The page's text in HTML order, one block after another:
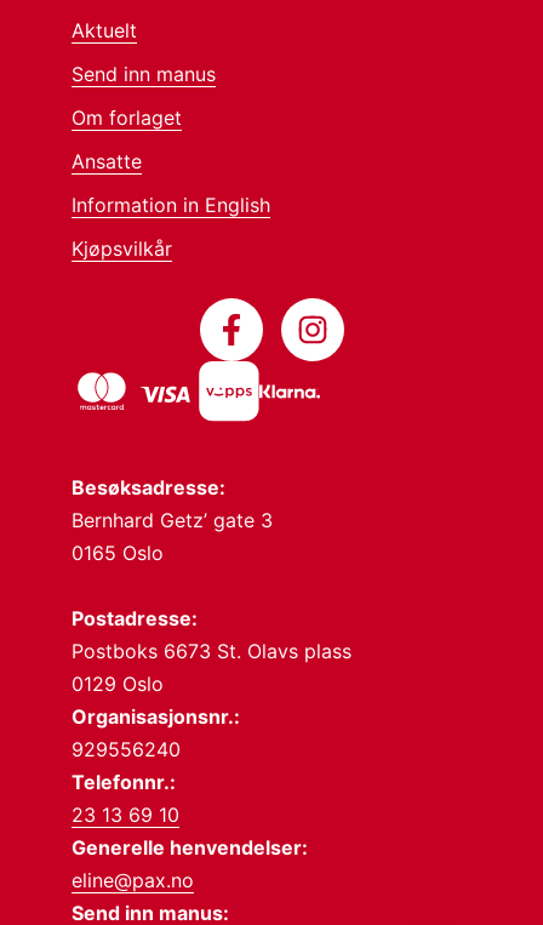
Besøksadresse:
Bernhard Getz’ gate 3
0165 Oslo
Postadresse:
Postboks 6673 St. Olavs plass
0129 Oslo
Organisasjonsnr.:
929556240
Telefonnr.:
23 13 69 10
Generelle henvendelser:
eline@pax.no
Send inn manus:
Aktuelt
Send inn manus
Om forlaget
Ansatte
Information in English
Kjøpsvilkår